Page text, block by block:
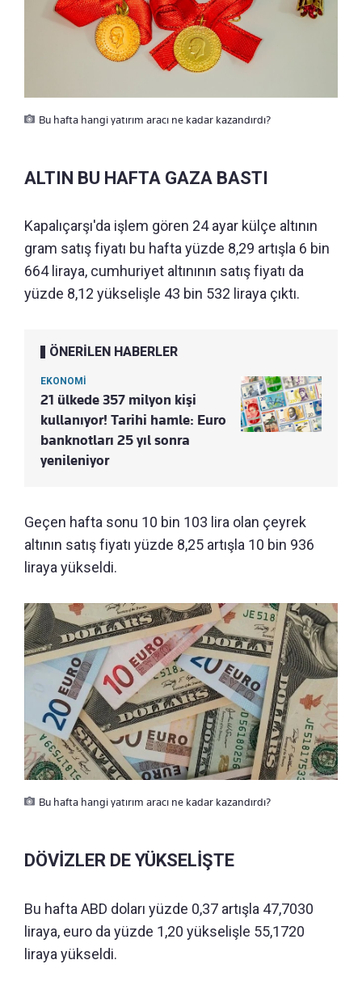
Bu hafta hangi yatırım aracı ne kadar kazandırdı?
ALTIN BU HAFTA GAZA BASTI
Kapalıçarşı'da işlem gören 24 ayar külçe altının
gram satış fiyatı bu hafta yüzde 8,29 artışla 6 bin
664 liraya, cumhuriyet altınının satış fiyatı da
yüzde 8,12 yükselişle 43 bin 532 liraya çıktı.
ÖNERİLEN HABERLER
EKONOMİ
21 ülkede 357 milyon kişi
kullanıyor! Tarihi hamle: Euro
banknotları 25 yıl sonra
yenileniyor
Geçen hafta sonu 10 bin 103 lira olan çeyrek
altının satış fiyatı yüzde 8,25 artışla 10 bin 936
liraya yükseldi.
Bu hafta hangi yatırım aracı ne kadar kazandırdı?
DÖVİZLER DE YÜKSELİŞTE
Bu hafta ABD doları yüzde 0,37 artışla 47,7030
liraya, euro da yüzde 1,20 yükselişle 55,1720
liraya yükseldi.